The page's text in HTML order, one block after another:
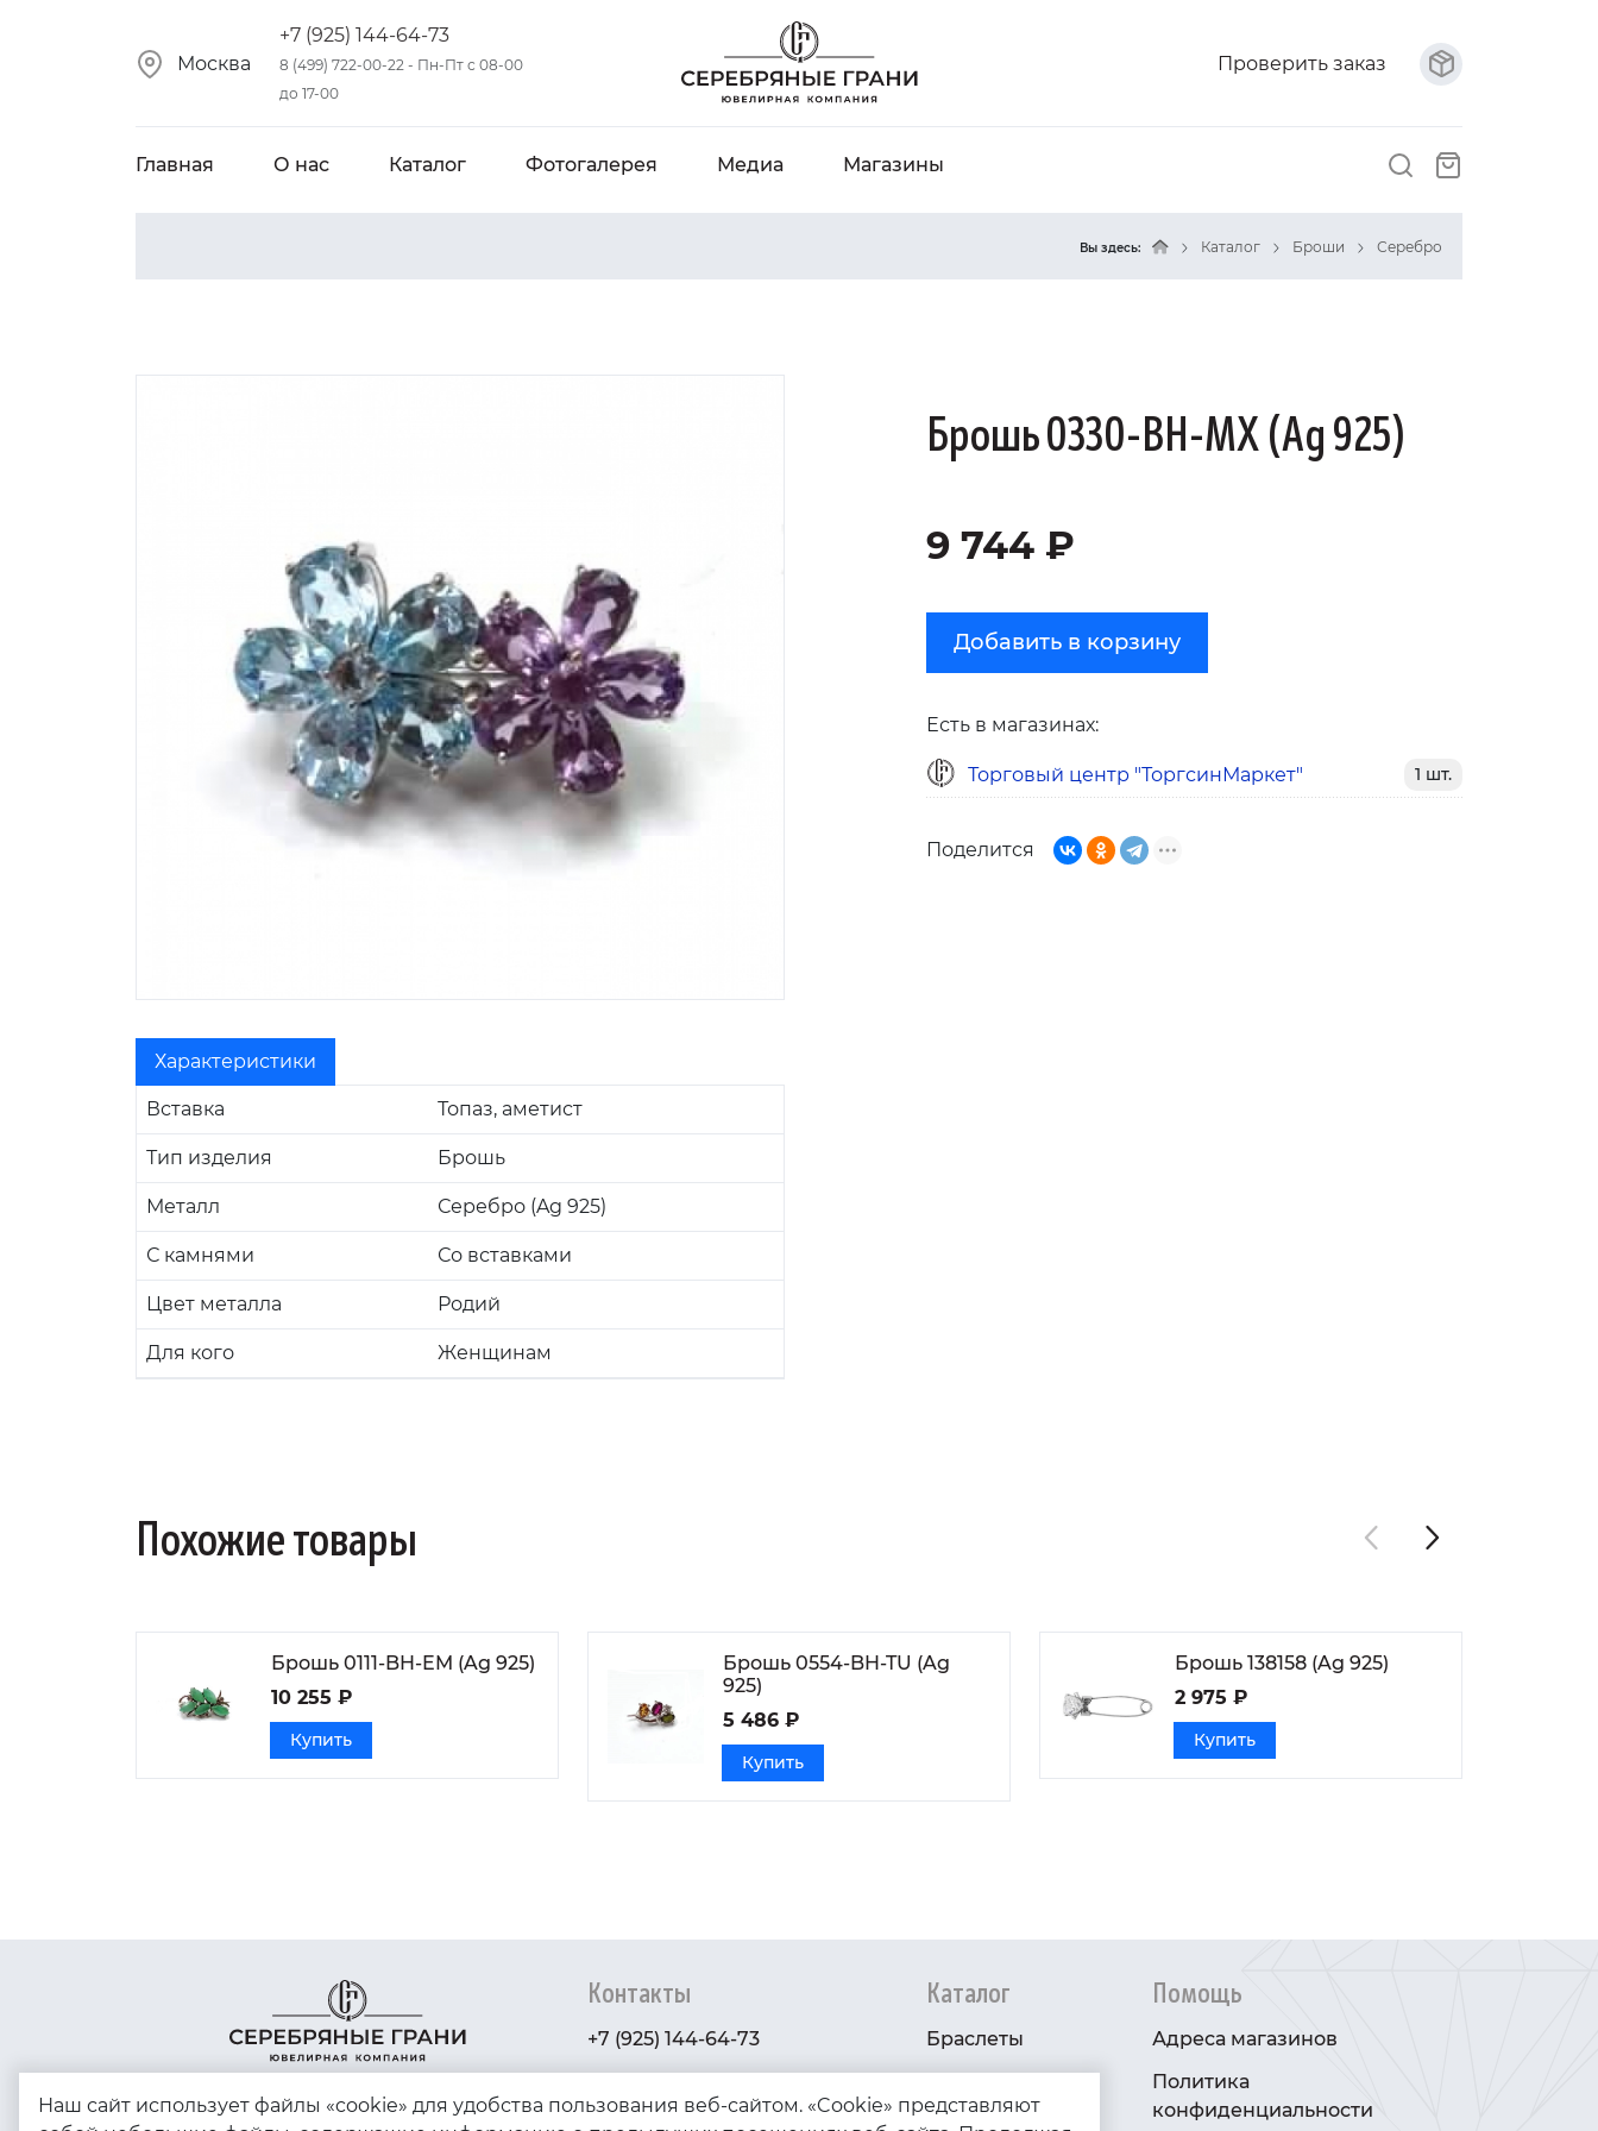
Москва
+7 (925) 144-64-73
8 (499) 722-00-22 - Пн-Пт с 08-00
до 17-00
Проверить заказ
Главная О нас Каталог Фотогалерея Медиа Магазины
Вы здесь: Каталог Броши Серебро
Характеристики
Вставка Топаз, аметист
Тип изделия Брошь
Металл Серебро (Ag 925)
С камнями Со вставками
Цвет металла Родий
Для кого Женщинам
Брошь 0330-BH-MX (Ag 925)
9 744 ₽
Добавить в корзину
Есть в магазинах:
Торговый центр "ТоргсинМаркет" 1 шт.
Поделится
Похожие товары
Брошь 0111-BH-EM (Ag 925)
10 255 ₽
Купить
Брошь 0554-BH-TU (Ag
925)
5 486 ₽
Купить
Брошь 138158 (Ag 925)
2 975 ₽
Купить
Контакты
+7 (925) 144-64-73
Каталог
Браслеты
Серебро
Помощь
Адреса магазинов
Политика
конфиденциальности
Наш сайт использует файлы «cookie» для удобства пользования веб-сайтом. «Cookie» представляют